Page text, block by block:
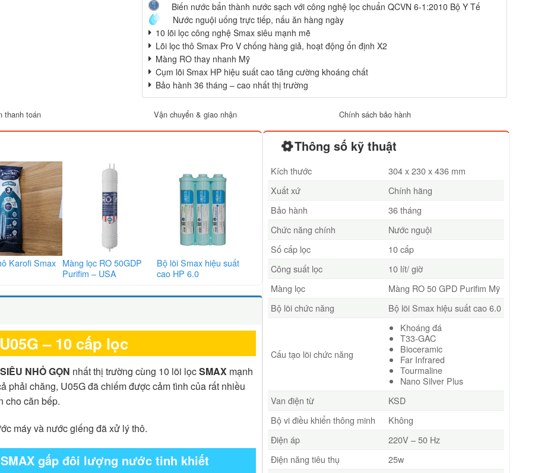
Biến nước bẩn thành nước sạch với công nghệ lọc chuẩn QCVN 6-1:2010 Bộ Y Tế
Nước nguội uống trực tiếp, nấu ăn hàng ngày
10 lõi lọc công nghệ Smax siêu mạnh mẽ
Lõi lọc thô Smax Pro V chống hàng giả, hoạt động ổn định X2
Màng RO thay nhanh Mỹ
Cụm lõi Smax HP hiệu suất cao tăng cường khoáng chất
Bảo hành 36 tháng – cao nhất thị trường
thanh toán Vận chuyển & giao nhận Chính sách bảo hành
Karofi Smax Màng lọc RO 50GDP
Purifim – USA
Bộ lõi Smax hiệu suất
cao HP 6.0
– 10 cấp lọc
SIÊU NHỎ GỌN nhất thị trường cùng 10 lõi lọcSMAX mạnh
phải chăng, U05G đã chiếm được cảm tình của rất nhiều
cho căn bếp.
máy và nước giếng đã xử lý thô.
gấp đôi lượng nước tinh khiết
Thông số kỹ thuật
Kích thước
304 x 230 x 436 mm
Xuất xứ
Chính hãng
Bảo hành
36 tháng
Chức năng chính
Nước nguội
Số cấp lọc
10 cấp
Công suất lọc
10 lít/ giờ
Màng lọc
Màng RO 50 GPD Purifim Mỹ
Bộ lõi chức năng
Bộ lõi Smax hiệu suất cao 6.0
Cấu tạo lõi chức năng
Khoáng đá
T33-GAC
Bioceramic
Far Infrared
Tourmaline
Nano Silver Plus
Van điện từ
KSD
Bộ vi điều khiển thông minh
Không
Điện áp
220V – 50 Hz
Điện năng tiêu thụ
25w